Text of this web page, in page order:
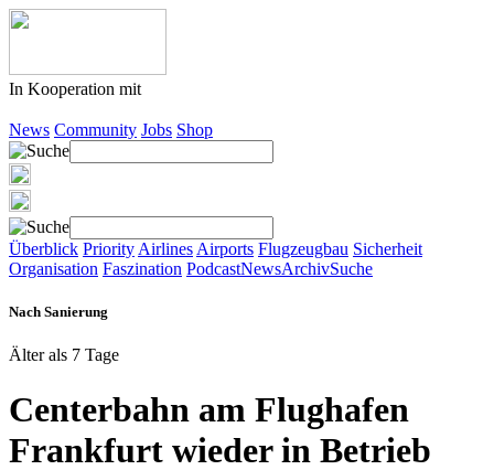
In Kooperation mit
News Community Jobs Shop
Überblick Priority Airlines Airports Flugzeugbau Sicherheit
Organisation Faszination PodcastNewsArchivSuche
Nach Sanierung
Älter als 7 Tage
Centerbahn am Flughafen
Frankfurt wieder in Betrieb